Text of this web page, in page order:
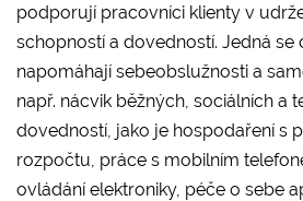
podporují pracovníci klienty v
schopností a dovedností. Jedná se
napomáhají sebeobslužnosti a
např. nácvik běžných, sociálních a
dovedností, jako je hospodaření s
rozpočtu, práce s mobilním
ovládání elektroniky, péče o sebe